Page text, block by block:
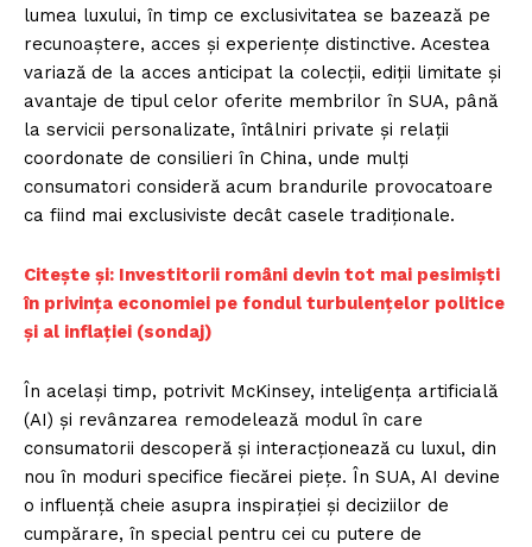
lumea luxului, în timp ce exclusivitatea se bazează pe
recunoaștere, acces și experiențe distinctive. Acestea
variază de la acces anticipat la colecții, ediții limitate și
avantaje de tipul celor oferite membrilor în SUA, până
la servicii personalizate, întâlniri private și relații
coordonate de consilieri în China, unde mulți
consumatori consideră acum brandurile provocatoare
ca fiind mai exclusiviste decât casele tradiționale.
Citește și: Investitorii români devin tot mai pesimiști
în privința economiei pe fondul turbulențelor politice
și al inflației (sondaj)
În același timp, potrivit McKinsey, inteligența artificială
(AI) și revânzarea remodelează modul în care
consumatorii descoperă și interacționează cu luxul, din
nou în moduri specifice fiecărei piețe. În SUA, AI devine
o influență cheie asupra inspirației și deciziilor de
cumpărare, în special pentru cei cu putere de